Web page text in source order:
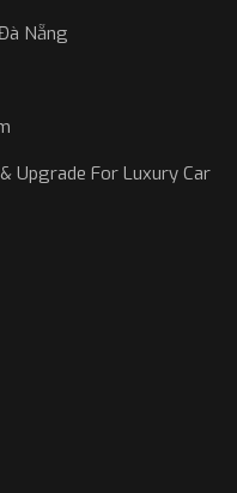
Nẵng
Upgrade For Luxury Car